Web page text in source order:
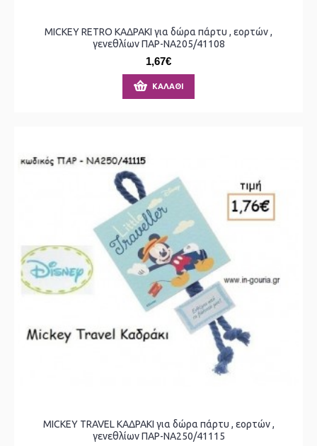
MICKEY RETRO ΚΑΔΡΑΚΙ για δώρα πάρτυ , εορτών ,
γενεθλίων ΠΑΡ-ΝΑ205/41108
1,67€
ΚΑΛΆΘΙ
MICKEY TRAVEL ΚΑΔΡΑΚΙ για δώρα πάρτυ , εορτών ,
γενεθλίων ΠΑΡ-ΝΑ250/41115